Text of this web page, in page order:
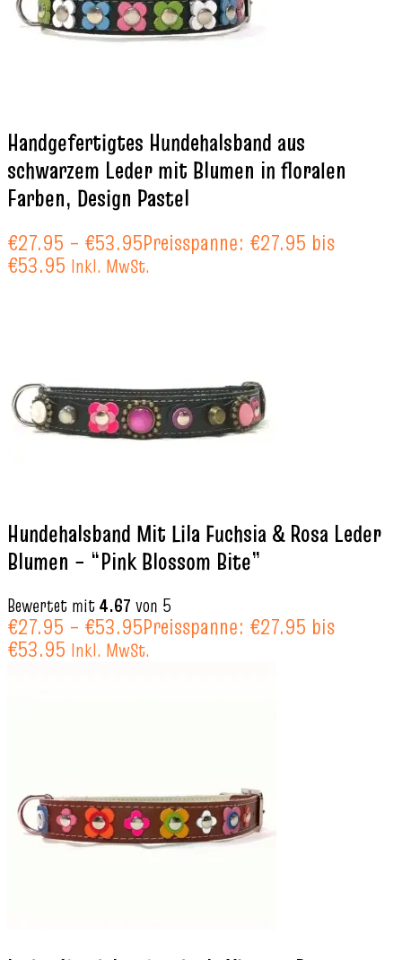
Handgefertigtes Hundehalsband aus
schwarzem Leder mit Blumen in floralen
Farben, Design Pastel
€27.95 – €53.95Preisspanne: €27.95 bis
€53.95 Inkl. MwSt.
Hundehalsband Mit Lila Fuchsia & Rosa Leder
Blumen – “Pink Blossom Bite”
Bewertet mit4.67 von 5
€27.95 – €53.95Preisspanne: €27.95 bis
€53.95 Inkl. MwSt.